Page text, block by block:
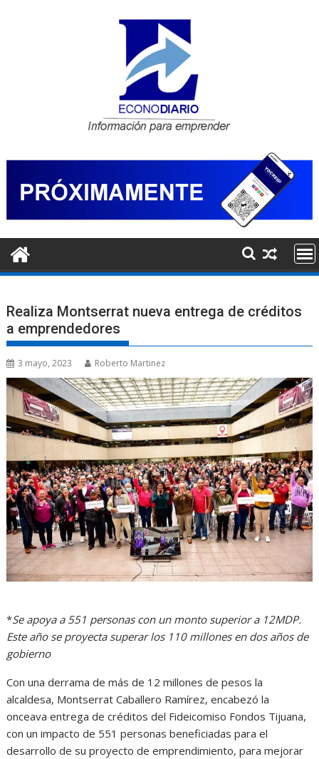
Realiza Montserrat nueva entrega de créditos
a emprendedores
3 mayo, 2023 Roberto Martinez
*Se apoya a 551 personas con un monto superior a 12MDP.
Este año se proyecta superar los 110 millones en dos años de
gobierno
Con una derrama de más de 12 millones de pesos la
alcaldesa, Montserrat Caballero Ramírez, encabezó la
onceava entrega de créditos del Fideicomiso Fondos Tijuana,
con un impacto de 551 personas beneficiadas para el
desarrollo de su proyecto de emprendimiento, para mejorar